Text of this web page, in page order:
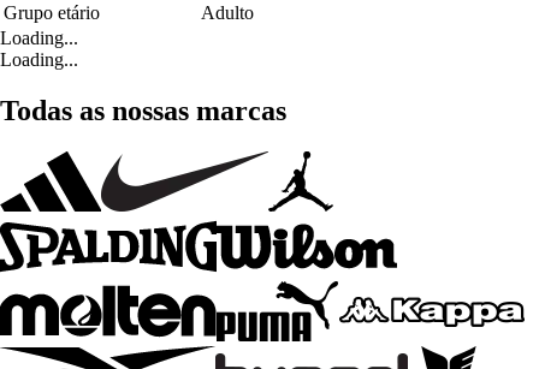
Grupo etário
Adulto
Loading...
Loading...
Todas as nossas marcas